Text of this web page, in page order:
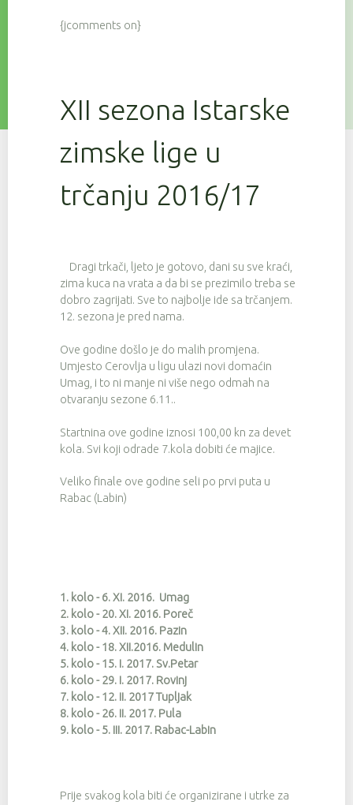
{jcomments on}
XII sezona Istarske
zimske lige u
trčanju 2016/17
Dragi trkači, ljeto je gotovo, dani su sve kraći,
zima kuca na vrata a da bi se prezimilo treba se
dobro zagrijati. Sve to najbolje ide sa trčanjem.
12. sezona je pred nama.
Ove godine došlo je do malih promjena.
Umjesto Cerovlja u ligu ulazi novi domaćin
Umag, i to ni manje ni više nego odmah na
otvaranju sezone 6.11..
Startnina ove godine iznosi 100,00 kn za devet
kola. Svi koji odrade 7.kola dobiti će majice.
Veliko finale ove godine seli po prvi puta u
Rabac (Labin)
1. kolo - 6. XI. 2016. Umag
2. kolo - 20. XI. 2016. Poreč
3. kolo - 4. XII. 2016. Pazin
4. kolo - 18. XII.2016. Medulin
5. kolo - 15. I. 2017. Sv.Petar
6. kolo - 29. I. 2017. Rovinj
7. kolo - 12. II. 2017 Tupljak
8. kolo - 26. II. 2017. Pula
9. kolo - 5. III. 2017. Rabac-Labin
Prije svakog kola biti će organizirane i utrke za